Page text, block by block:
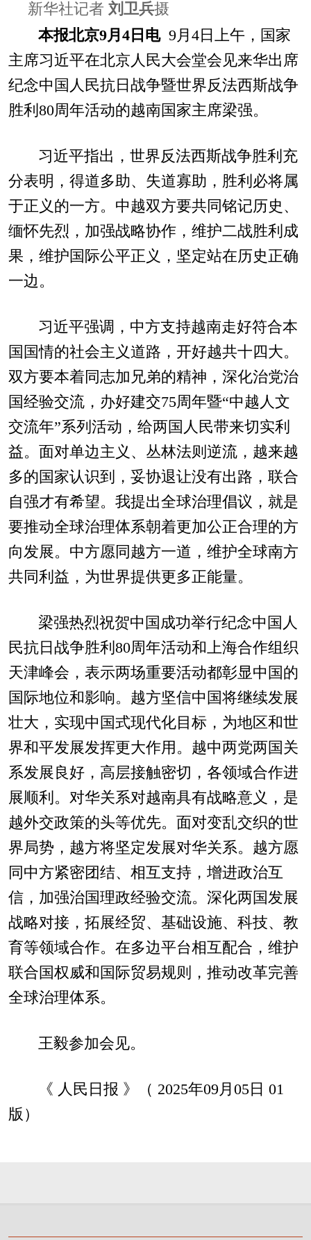
新华社记者 刘卫兵摄
本报北京9月4日电9月4日上午，国家
主席习近平在北京人民大会堂会见来华出席
纪念中国人民抗日战争暨世界反法西斯战争
胜利80周年活动的越南国家主席梁强。
习近平指出，世界反法西斯战争胜利充
分表明，得道多助、失道寡助，胜利必将属
于正义的一方。中越双方要共同铭记历史、
缅怀先烈，加强战略协作，维护二战胜利成
果，维护国际公平正义，坚定站在历史正确
一边。
习近平强调，中方支持越南走好符合本
国国情的社会主义道路，开好越共十四大。
双方要本着同志加兄弟的精神，深化治党治
国经验交流，办好建交75周年暨“中越人文
交流年”系列活动，给两国人民带来切实利
益。面对单边主义、丛林法则逆流，越来越
多的国家认识到，妥协退让没有出路，联合
自强才有希望。我提出全球治理倡议，就是
要推动全球治理体系朝着更加公正合理的方
向发展。中方愿同越方一道，维护全球南方
共同利益，为世界提供更多正能量。
梁强热烈祝贺中国成功举行纪念中国人
民抗日战争胜利80周年活动和上海合作组织
天津峰会，表示两场重要活动都彰显中国的
国际地位和影响。越方坚信中国将继续发展
壮大，实现中国式现代化目标，为地区和世
界和平发展发挥更大作用。越中两党两国关
系发展良好，高层接触密切，各领域合作进
展顺利。对华关系对越南具有战略意义，是
越外交政策的头等优先。面对变乱交织的世
界局势，越方将坚定发展对华关系。越方愿
同中方紧密团结、相互支持，增进政治互
信，加强治国理政经验交流。深化两国发展
战略对接，拓展经贸、基础设施、科技、教
育等领域合作。在多边平台相互配合，维护
联合国权威和国际贸易规则，推动改革完善
全球治理体系。
王毅参加会见。
《 人民日报 》（ 2025年09月05日 01
版）